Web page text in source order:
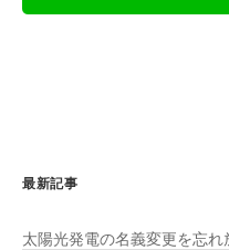
最新記事
太陽光発電の名義変更を忘